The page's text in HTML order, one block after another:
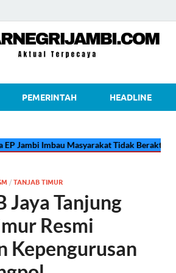
PEMERINTAH HEADLINE
Imbau Masyarakat Tidak Beraktivitas di
/ TANJAB TIMUR
Jaya Tanjung
Resmi
Kepengurusan